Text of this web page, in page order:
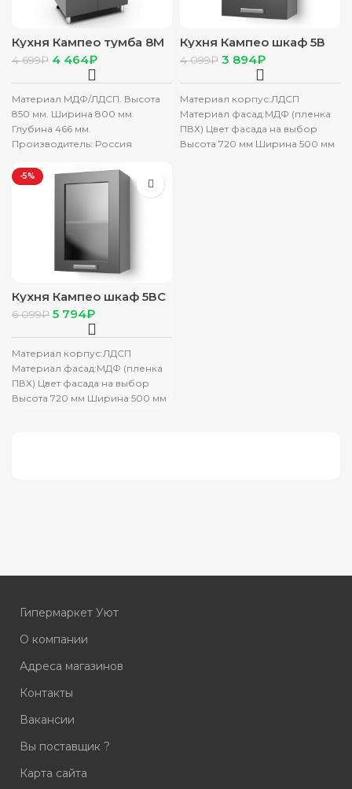
Кухня Кампео тумба 8М
белый фасад 8М пудра
без столеш
4 699₽ 4 464₽
Материал МДФ/ЛДСП. Высота
850 мм. Ширина 800 мм.
Глубина 466 мм.
Производитель: Россия
СТОЛЕШНИЦЫ
Кухня Кампео шкаф 5В
белый фасад 5В белый
снег
4 099₽ 3 894₽
Материал корпус:ЛДСП
Материал фасад:МДФ (пленка
ПВХ) Цвет фасада на выбор
Высота 720 мм Ширина 500 мм
-5%
Кухня Кампео шкаф 5ВС
белый фасад 5ВС белый
снег
6 099₽ 5 794₽
Материал корпус:ЛДСП
Материал фасад:МДФ (пленка
ПВХ) Цвет фасада на выбор
Высота 720 мм Ширина 500 мм
Гипермаркет Уют
О компании
Адреса магазинов
Контакты
Вакансии
Вы поставщик ?
Карта сайта